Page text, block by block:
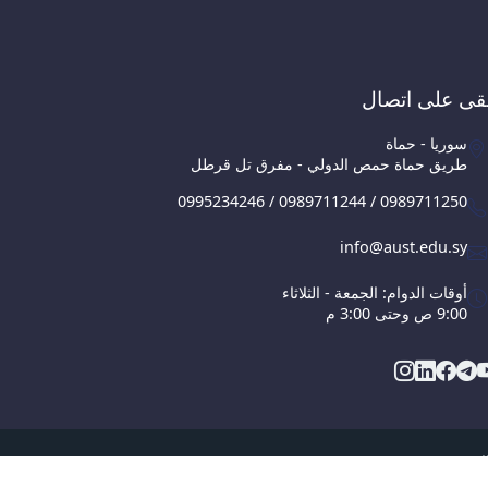
على اتصال
سوريا - حماة
طريق حماة حمص الدولي - مفرق تل قرطل
0995234246 / 0989711244 / 0989711250
info@aust.edu.sy
أوقات الدوام: الجمعة - الثلاثاء
9:00 ص وحتى 3:00 م